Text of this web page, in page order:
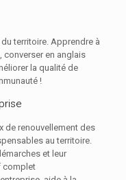
territoire. Apprendre à
converser en anglais
la qualité de
!
de renouvellement des
au territoire.
et leur
complet